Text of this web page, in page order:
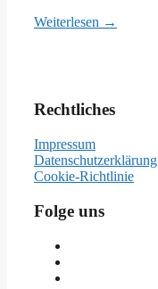
Weiterlesen →
Rechtliches
Impressum
Datenschutzerklärung
Cookie-Richtlinie
Folge uns